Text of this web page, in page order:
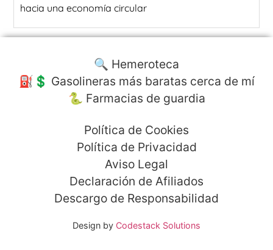
hacia una economía circular
🔍 Hemeroteca
⛽️💲 Gasolineras más baratas cerca de mí
🐍 Farmacias de guardia
Política de Cookies
Política de Privacidad
Aviso Legal
Declaración de Afiliados
Descargo de Responsabilidad
Design by Codestack Solutions